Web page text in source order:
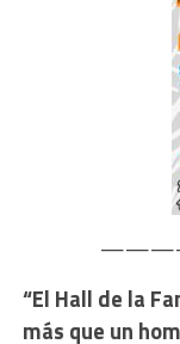
“El Hall de la
más que un